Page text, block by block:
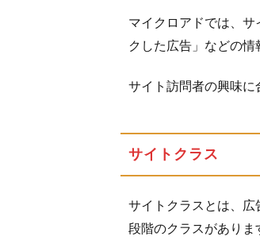
の
受
け
り
イ
ク
ロ
ア
ド
マイクロアドでは、
クした広告」などの情
サイト訪問者の興味に
サイトクラス
サイトクラスとは、
段階のクラスがありま